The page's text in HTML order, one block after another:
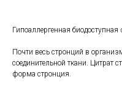
Гипоаллергенная
Почти весь стронций в
соединительной ткани. Цитрат
форма стронция.